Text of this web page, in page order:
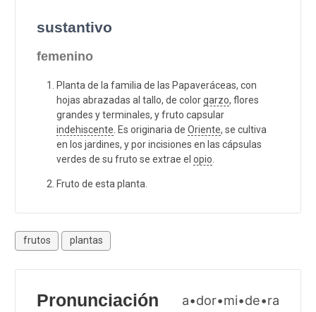
sustantivo
femenino
Planta de la familia de las Papaveráceas, con
hojas abrazadas al tallo, de colorgarzo, flores
grandes y terminales, y fruto capsular
indehiscente . Es originaria de Oriente, se cultiva
en los jardines, y por incisiones en las cápsulas
verdes de su fruto se extrae el opio
Fruto de esta planta.
frutos plantas
Pronunciación a•dor•mi•de•ra